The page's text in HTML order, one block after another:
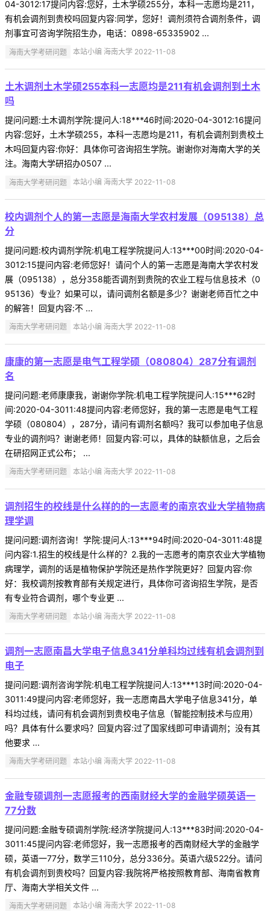
04-3012:17提问内容:您好，土木学硕255分，本科一志愿均是211，
有机会调剂到贵校吗回复内容:同学，您好！调剂须符合调剂条件，调
剂事宜可咨询学院招生办，电话：0898-65335902 ...
海南大学考研问题 本站小编 海南大学 2022-11-08
土木调剂土木学硕255本科一志愿均是211有机会调剂到土木
吗
提问问题:土木调剂学院:提问人:18***46时间:2020-04-3012:16提问
内容:您好，土木学硕255，本科一志愿均是211，有机会调剂到贵校土
木吗回复内容:你好：具体你可咨询招生学院。谢谢你对海南大学的关
注。海南大学研招办0507 ...
海南大学考研问题 本站小编 海南大学 2022-11-08
校内调剂个人的第一志愿是海南大学农村发展（095138）总
分
提问问题:校内调剂学院:机电工程学院提问人:13***00时间:2020-04-
3012:15提问内容:老师您好！请问个人的第一志愿是海南大学农村发
展（095138），总分358能否调剂到贵院的农业工程与信息技术（0
95136）专业？如果可以，请问调剂名额是多少？谢谢老师百忙之中
的解答！回复内容:不 ...
海南大学考研问题 本站小编 海南大学 2022-11-08
康康的第一志愿是电气工程学硕（080804）287分有调剂
名
提问问题:老师康康我，谢谢你学院:机电工程学院提问人:15***62时
间:2020-04-3011:48提问内容:老师您好，我的第一志愿是电气工程
学硕（080804），287分，请问有调剂名额吗？我可以参加电子信息
专业的调剂吗？谢谢老师！回复内容:可以，具体的缺额信息，之后会
在研招网正式公布； ...
海南大学考研问题 本站小编 海南大学 2022-11-08
调剂招生的校线是什么样的的一志愿考的南京农业大学植物病
理学调
提问问题:调剂咨询！学院:提问人:13***94时间:2020-04-3011:48提
问内容:1.招生的校线是什么样的？2.我的一志愿考的南京农业大学植物
病理学，调剂的话是植物保护学院还是热作学院更好？回复内容:你
好：我校调剂按教育部有关规定进行，具体你可咨询招生学院，是否
有专业符合调剂，哪个专业更 ...
海南大学考研问题 本站小编 海南大学 2022-11-08
调剂一志愿南昌大学电子信息341分单科均过线有机会调剂到
电子
提问问题:调剂咨询学院:机电工程学院提问人:13***13时间:2020-04-
3011:49提问内容:老师您好，我一志愿南昌大学电子信息341分，单
科均过线，请问有机会调剂到贵校电子信息（智能控制技术与应用）
吗？具体有什么要求吗？回复内容:过了国家线即可申请调剂；没有其
他要求 ...
海南大学考研问题 本站小编 海南大学 2022-11-08
金融专硕调剂一志愿报考的西南财经大学的金融学硕英语一
77分数
提问问题:金融专硕调剂学院:经济学院提问人:13***83时间:2020-04-
3011:45提问内容:老师您好，我一志愿报考的西南财经大学的金融学
硕，英语一77分，数学三110分，总分336分。英语六级522分。请问
有机会调剂到贵校吗？回复内容:我院将严格按照教育部、海南省教育
厅、海南大学相关文件 ...
海南大学考研问题 本站小编 海南大学 2022-11-08